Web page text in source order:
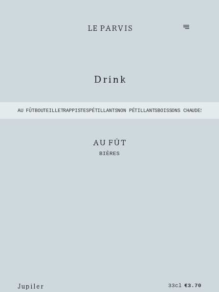
LE PARVIS
Drink
AU FÛTBOUTEILLETRAPPISTESPÉTILLANTSNON PÉTILLANTSBOISSONS CHAUDES
AU FÛT
BIÈRES
Jupiler 33cl €3.70